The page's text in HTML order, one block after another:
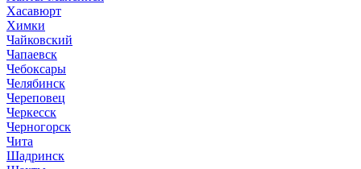
Хасавюрт
Химки
Чайковский
Чапаевск
Чебоксары
Челябинск
Череповец
Черкесск
Черногорск
Чита
Шадринск